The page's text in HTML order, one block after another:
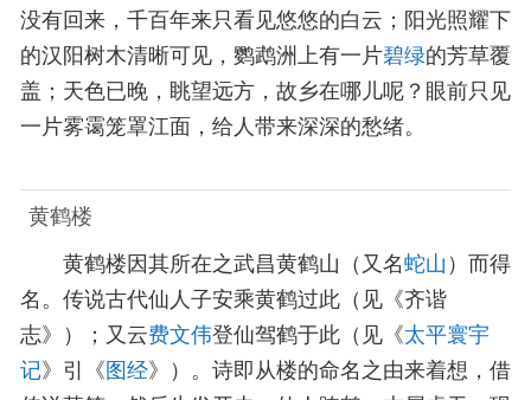
没有回来，千百年来只看见悠悠的白云；阳光照耀下
的汉阳树木清晰可见，鹦鹉洲上有一片碧绿的芳草覆
盖；天色已晚，眺望远方，故乡在哪儿呢？眼前只见
一片雾霭笼罩江面，给人带来深深的愁绪。
黄鹤楼
黄鹤楼因其所在之武昌黄鹤山（又名蛇山）而得
名。传说古代仙人子安乘黄鹤过此（见《齐谐
志》）；又云费文伟登仙驾鹤于此（见《太平寰宇
记》引《图经》）。诗即从楼的命名之由来着想，借